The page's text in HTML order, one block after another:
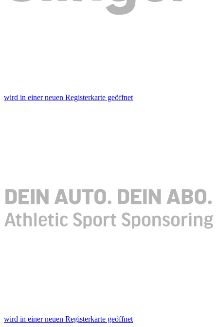
wird in einer neuen Registerkarte geöffnet
wird in einer neuen Registerkarte geöffnet